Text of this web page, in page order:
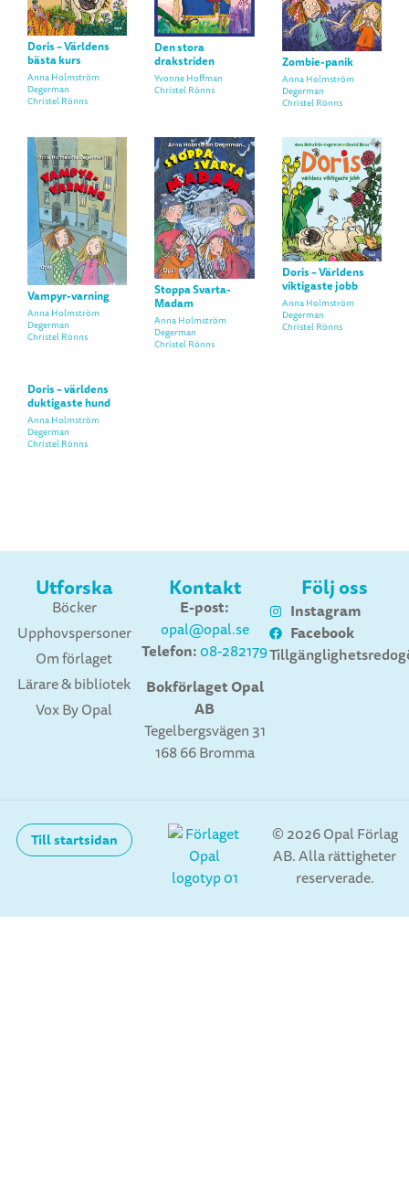
Doris – Världens
bästa kurs
Anna Holmström
Degerman
Christel Rönns
Den stora
drakstriden
Yvonne Hoffman
Christel Rönns
Zombie-panik
Anna Holmström
Degerman
Christel Rönns
Vampyr-varning
Anna Holmström
Degerman
Christel Rönns
Stoppa Svarta-
Madam
Anna Holmström
Degerman
Christel Rönns
Doris – Världens
viktigaste jobb
Anna Holmström
Degerman
Christel Rönns
Doris – världens
duktigaste hund
Anna Holmström
Degerman
Christel Rönns
Utforska
Böcker
Upphovspersoner
Om förlaget
Lärare & bibliotek
Vox By Opal
Kontakt
E-post:
opal@opal.se
Telefon:08-282179
Bokförlaget Opal
AB
Tegelbergsvägen 31
168 66 Bromma
Följ oss
Instagram
Facebook
Till startsidan
© 2026 Opal Förlag
AB. Alla rättigheter
reserverade.